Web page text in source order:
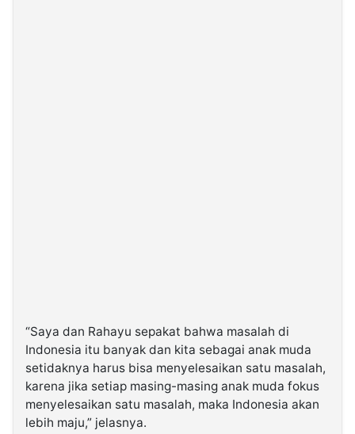
“Saya dan Rahayu sepakat bahwa masalah di
Indonesia itu banyak dan kita sebagai anak muda
setidaknya harus bisa menyelesaikan satu masalah,
karena jika setiap masing-masing anak muda fokus
menyelesaikan satu masalah, maka Indonesia akan
lebih maju,” jelasnya.